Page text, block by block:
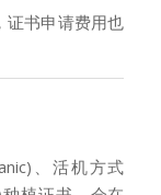
证书申请费用也
、活机方式